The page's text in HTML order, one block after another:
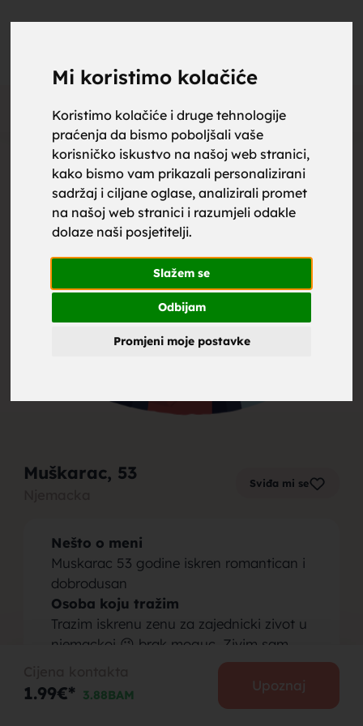
Mi koristimo kolačiće
Koristimo kolačiće i druge tehnologije
praćenja da bismo poboljšali vaše
korisničko iskustvo na našoj web stranici,
kako bismo vam prikazali personalizirani
sadržaj i ciljane oglase, analizirali promet
na našoj web stranici i razumjeli odakle
dolaze naši posjetitelji.
Slažem se
Odbijam
Promjeni moje postavke
Oglas
Muškarac, 53 Sviđa mi se
Nešto o meni
Muskarac 53 godine iskren romantican i
dobrodusan
Osoba koju tražim
Trazim iskrenu zenu za zajednicki zivot u
njemackoj 😉 brak moguc. Zivim sam
1.99€* 3.88BAM
Upoznaj
upoznaj
za brak,
zene za
brak,
muskarci
za brak,